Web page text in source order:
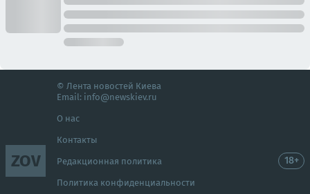
ZOV
© Лента новостей Киева
Email: info@newskiev.ru
О нас
Контакты
Редакционная политика
Политика конфиденциальности
18+